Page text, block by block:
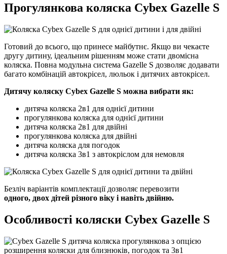
Прогулянкова коляска Cybex Gazelle S
Готовий до всього, що принесе майбутнє. Якщо ви чекаєте
другу дитину, ідеальним рішенням може стати двомісна
коляска. Повна модульна система Gazelle S дозволяє додавати
багато комбінацій автокрісел, люльок і дитячих автокрісел.
Дитячу коляску Cybex Gazelle S можна вибрати як:
дитяча коляска 2в1 для однієї дитини
прогулянкова коляска для однієї дитини
дитяча коляска 2в1 для двійні
прогулянкова коляска для двійні
дитяча коляска для погодок
дитяча коляска 3в1 з автокріслом для немовля
Безліч варіантів комплектації дозволяє перевозити
одного, двох дітей різного віку і навіть двійню.
Особливості коляски Cybex Gazelle S